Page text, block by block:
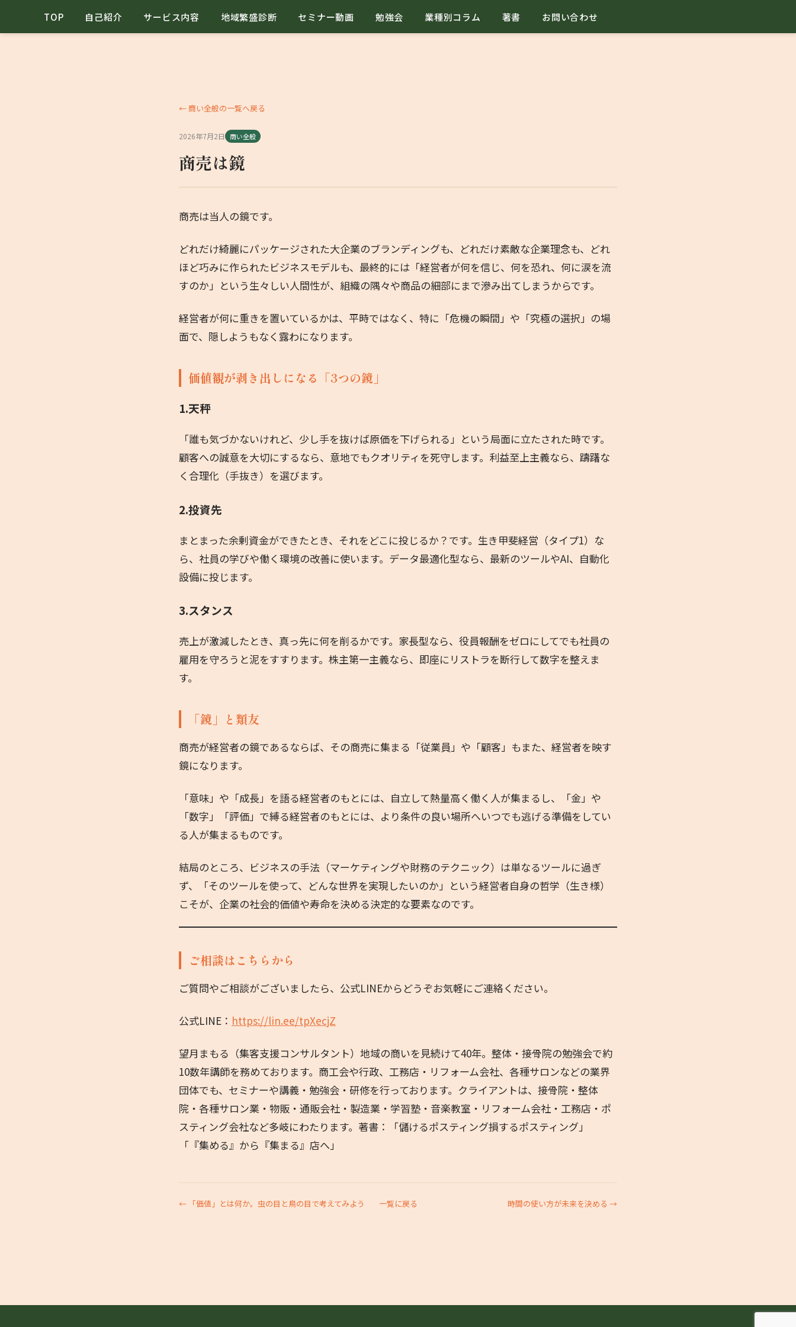
TOP 自己紹介 サービス内容 地域繁盛診断 セミナー動画 勉強会 業種別コラム 著書 お問い合わせ
← 商い全般の一覧へ戻る
2026年7月2日 商い全般
商売は鏡
商売は当人の鏡です。
どれだけ綺麗にパッケージされた大企業のブランディングも、どれだけ素敵な企業理念も、どれ
ほど巧みに作られたビジネスモデルも、最終的には「経営者が何を信じ、何を恐れ、何に涙を流
すのか」という生々しい人間性が、組織の隅々や商品の細部にまで滲み出てしまうからです。
経営者が何に重きを置いているかは、平時ではなく、特に「危機の瞬間」や「究極の選択」の場
面で、隠しようもなく露わになります。
価値観が剥き出しになる「3つの鏡」
1.天秤
「誰も気づかないけれど、少し手を抜けば原価を下げられる」という局面に立たされた時です。
顧客への誠意を大切にするなら、意地でもクオリティを死守します。利益至上主義なら、躊躇な
く合理化（手抜き）を選びます。
2.投資先
まとまった余剰資金ができたとき、それをどこに投じるか？です。生き甲斐経営（タイプ1）な
ら、社員の学びや働く環境の改善に使います。データ最適化型なら、最新のツールやAI、自動化
設備に投じます。
3.スタンス
売上が激減したとき、真っ先に何を削るかです。家長型なら、役員報酬をゼロにしてでも社員の
雇用を守ろうと泥をすすります。株主第一主義なら、即座にリストラを断行して数字を整えま
す。
「鏡」と類友
商売が経営者の鏡であるならば、その商売に集まる「従業員」や「顧客」もまた、経営者を映す
鏡になります。
「意味」や「成長」を語る経営者のもとには、自立して熱量高く働く人が集まるし、「金」や
「数字」「評価」で縛る経営者のもとには、より条件の良い場所へいつでも逃げる準備をしてい
る人が集まるものです。
結局のところ、ビジネスの手法（マーケティングや財務のテクニック）は単なるツールに過ぎ
ず、「そのツールを使って、どんな世界を実現したいのか」という経営者自身の哲学（生き様）
こそが、企業の社会的価値や寿命を決める決定的な要素なのです。
ご相談はこちらから
ご質問やご相談がございましたら、公式LINEからどうぞお気軽にご連絡ください。
公式LINE： https://lin.ee/tpXecjZ
望月まもる（集客支援コンサルタント）地域の商いを見続けて40年。整体・接骨院の勉強会で約
10数年講師を務めております。商工会や行政、工務店・リフォーム会社、各種サロンなどの業界
団体でも、セミナーや講義・勉強会・研修を行っております。クライアントは、接骨院・整体
院・各種サロン業・物販・通販会社・製造業・学習塾・音楽教室・リフォーム会社・工務店・ポ
スティング会社など多岐にわたります。著書：「儲けるポスティング損するポスティング」
「『集める』から『集まる』店へ」
← 「価値」とは何か。虫の目と鳥の目で考えてみよう 一覧に戻る 時間の使い方が未来を決める →